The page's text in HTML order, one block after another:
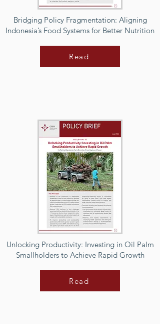
Bridging Policy Fragmentation: Aligning
Indonesia’s Food Systems for Better Nutrition
Read
Unlocking Productivity: Investing in Oil Palm
Smallholders to Achieve Rapid Growth
Read